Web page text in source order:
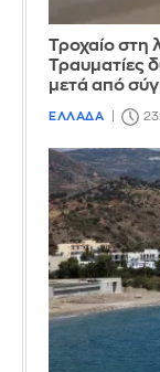
Τροχαίο
Τραυματίες
μετά από
ΕΛΛΑΔΑ